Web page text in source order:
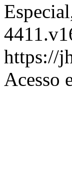
https://
Acesso